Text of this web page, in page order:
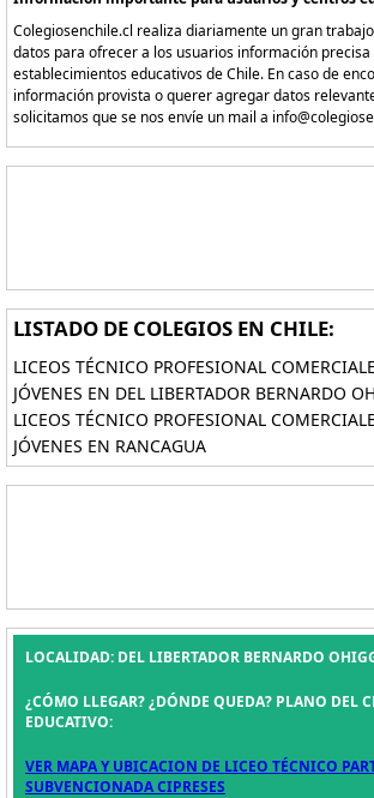
Colegiosenchile.cl realiza diariamente un gran
datos para ofrecer a los usuarios información precisa
establecimientos educativos de Chile. En caso de
información provista o querer agregar datos
solicitamos que se nos envíe un mail a
LISTADO DE COLEGIOS EN CHILE:
LICEOS TÉCNICO PROFESIONAL
JÓVENES EN DEL LIBERTADOR BERNARDO
LICEOS TÉCNICO PROFESIONAL
JÓVENES EN RANCAGUA
LOCALIDAD: DEL LIBERTADOR BERNARDO
¿CÓMO LLEGAR? ¿DÓNDE QUEDA? PLANO DEL
EDUCATIVO:
VER MAPA Y UBICACION DE LICEO TÉCNICO
SUBVENCIONADA CIPRESES